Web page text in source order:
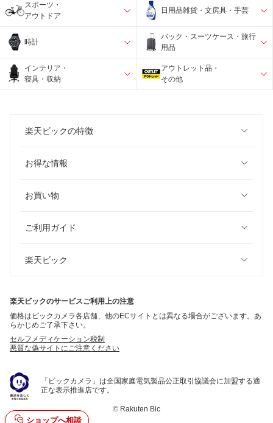
ショップへ相談
スポーツ・
アウトドア
日用品雑貨・文房具・手芸
時計
バック・スーツケース・旅行
用品
インテリア・
寝具・収納
アウトレット品・
その他
楽天ビックの特徴
お得な情報
お買い物
ご利用ガイド
楽天ビック
楽天ビックのサービスご利用上の注意
価格はビックカメラ各店舗、他のECサイトとは異なる場合がございます。あ
らかじめご了承下さい。
セルフメディケーション税制
悪質な偽サイトにご注意ください
「ビックカメラ」は全国家庭電気製品公正取引協議会に加盟する適
正な表示推進店です。
© Rakuten Bic